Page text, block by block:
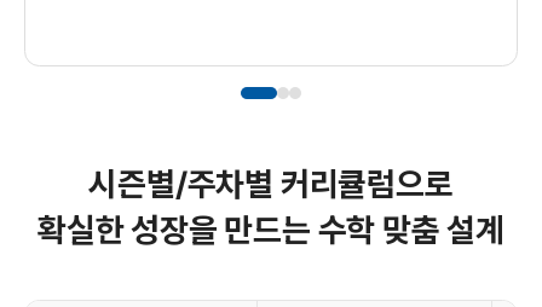
시즌별/주차별 커리큘럼으로
확실한 성장을 만드는 수학 맞춤 설계